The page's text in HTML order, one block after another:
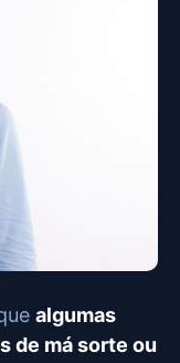
algumas
de má sorte ou